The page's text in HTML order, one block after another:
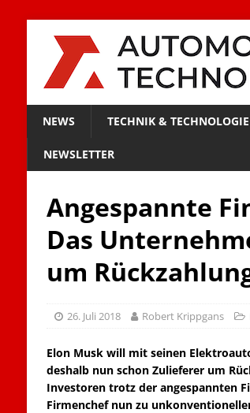
NEWS TECHNIK & TECHNOLOGIE
NEWSLETTER
Angespannte
Das
um
26. Juli 2018 Robert Krippgans
Elon Musk will mit seinen
deshalb nun schon Zulieferer um
Investoren trotz der angespannten
Firmenchef nun zu